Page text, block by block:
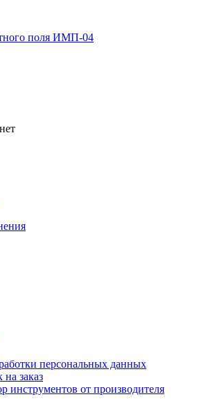
поля ИМП-04
персональных данных
заказ
инструментов от производителя